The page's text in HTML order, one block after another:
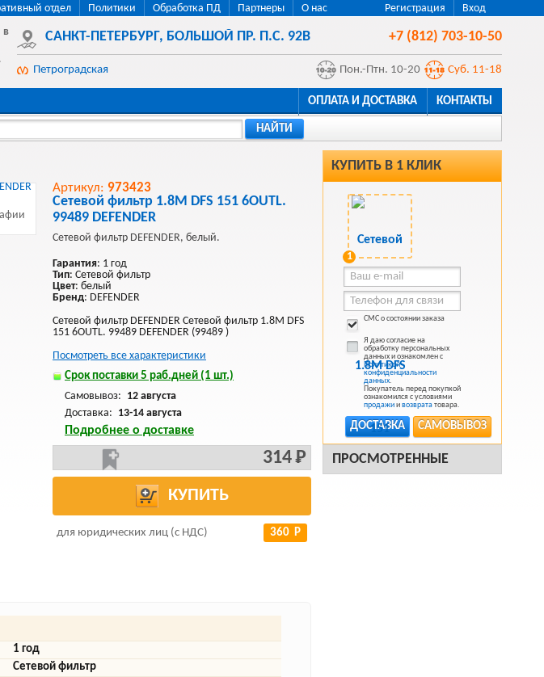
Регистрация Вход
отдел Политики Обработка ПД Партнеры
О нас
в
САНКТ-ПЕТЕРБУРГ, БОЛЬШОЙ ПР. П.С. 92В +7 (812) 703-10-50
Петроградская Пон.-Птн. 10-20 Суб. 11-18
ОПЛАТА И ДОСТАВКА КОНТАКТЫ
НАЙТИ
КУПИТЬ В 1 КЛИК
1
СМС о состоянии заказа
Я даю согласие на
обработку персональных
данных и ознакомлен с
Политикой
конфиденциальности
данных.
Покупатель перед покупкой
ознакомился с условиями
продажиивозврататовара.
САМОВЫВОЗ
ДОСТАВКА
ПРОСМОТРЕННЫЕ
Артикул: 973423
Сетевой фильтр 1.8M DFS 151 6OUTL.
99489 DEFENDER
Сетевой фильтр DEFENDER, белый.
Гарантия: 1 год
Тип: Сетевой фильтр
Цвет: белый
Бренд: DEFENDER
Сетевой фильтр DEFENDER Сетевой фильтр 1.8M DFS
151 6OUTL. 99489 DEFENDER (99489 )
Посмотреть все характеристики
Срок поставки 5 раб.дней (1 шт.)
Самовывоз: 12 августа
Доставка: 13-14 августа
Подробнее о доставке
314 Р
КУПИТЬ
для юридических лиц (с НДС) 360 Р
1 год
Сетевой фильтр